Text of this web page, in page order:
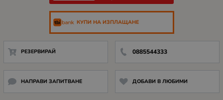
КУПИ НА ИЗПЛАЩАНЕ
РЕЗЕРВИРАЙ 0885544333
НАПРАВИ ЗАПИТВАНЕ ДОБАВИ В ЛЮБИМИ